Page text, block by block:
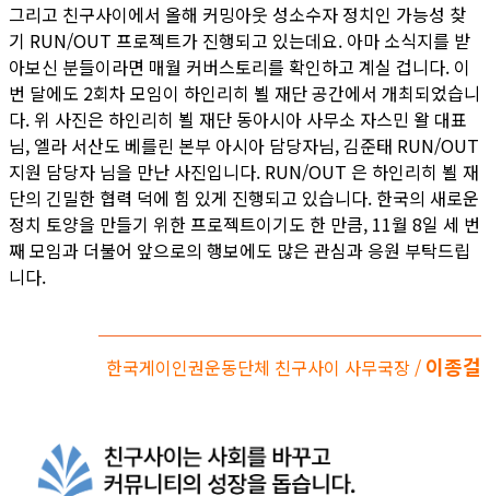
그리고 친구사이에서 올해 커밍아웃 성소수자 정치인 가능성 찾
기 RUN/OUT 프로젝트가 진행되고 있는데요. 아마 소식지를 받
아보신 분들이라면 매월 커버스토리를 확인하고 계실 겁니다. 이
번 달에도 2회차 모임이 하인리히 뵐 재단 공간에서 개최되었습니
다. 위 사진은 하인리히 뵐 재단 동아시아 사무소 자스민 왈 대표
님, 엘라 서산도 베를린 본부 아시아 담당자님, 김준태 RUN/OUT
지원 담당자 님을 만난 사진입니다. RUN/OUT 은 하인리히 뵐 재
단의 긴밀한 협력 덕에 힘 있게 진행되고 있습니다. 한국의 새로운
정치 토양을 만들기 위한 프로젝트이기도 한 만큼, 11월 8일 세 번
째 모임과 더불어 앞으로의 행보에도 많은 관심과 응원 부탁드립
니다.
한국게이인권운동단체 친구사이 사무국장 / 이종걸